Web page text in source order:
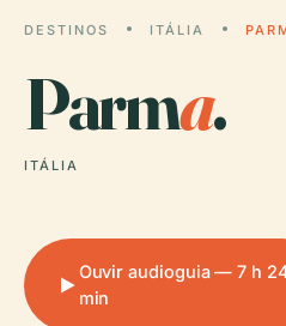
DESTINOS ITÁLIA
Parma.
ITÁLIA
Ouvir audioguia — 7 h
min